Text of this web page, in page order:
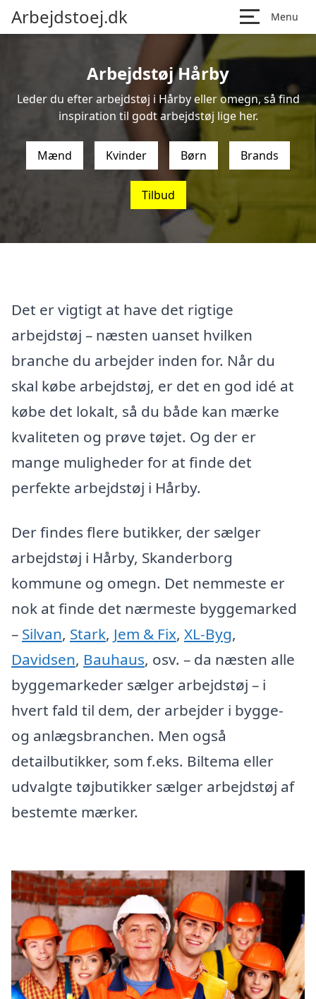
Arbejdstoej.dk Menu
Arbejdstøj Hårby
Leder du efter arbejdstøj i Hårby eller omegn, så find
inspiration til godt arbejdstøj lige her.
Mænd Kvinder Børn Brands
Tilbud
Det er vigtigt at have det rigtige
arbejdstøj – næsten uanset hvilken
branche du arbejder inden for. Når du
skal købe arbejdstøj, er det en god idé at
købe det lokalt, så du både kan mærke
kvaliteten og prøve tøjet. Og der er
mange muligheder for at finde det
perfekte arbejdstøj i Hårby.
Der findes flere butikker, der sælger
arbejdstøj i Hårby, Skanderborg
kommune og omegn. Det nemmeste er
nok at finde det nærmeste byggemarked
– Silvan, Stark, Jem & Fix, XL-Byg,
Davidsen, Bauhaus, osv. – da næsten alle
byggemarkeder sælger arbejdstøj – i
hvert fald til dem, der arbejder i bygge-
og anlægsbranchen. Men også
detailbutikker, som f.eks. Biltema eller
udvalgte tøjbutikker sælger arbejdstøj af
bestemte mærker.